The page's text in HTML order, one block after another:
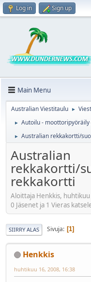
Log in Sign up
Main Menu
Australian Viestitaulu ►
► Autoilu - moottoripyöräily
► Australian rekkakortti/
Australian
rekkakortti/
rekkakortti
Aloittaja Henkkis,
0 Jäsenet ja 1 Vieras
SIIRRY ALAS Sivuja 1
Henkkis
huhtikuu 16, 2008, 16:38